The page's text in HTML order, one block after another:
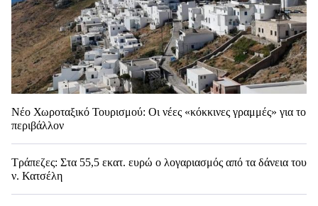
Νέο Χωροταξικό Τουρισμού: Οι νέες «κόκκινες γραμμές» για το
περιβάλλον
Τράπεζες: Στα 55,5 εκατ. ευρώ ο λογαριασμός από τα δάνεια του
ν. Κατσέλη